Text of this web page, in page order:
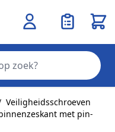
Veiligheidsschroeven
met pin-